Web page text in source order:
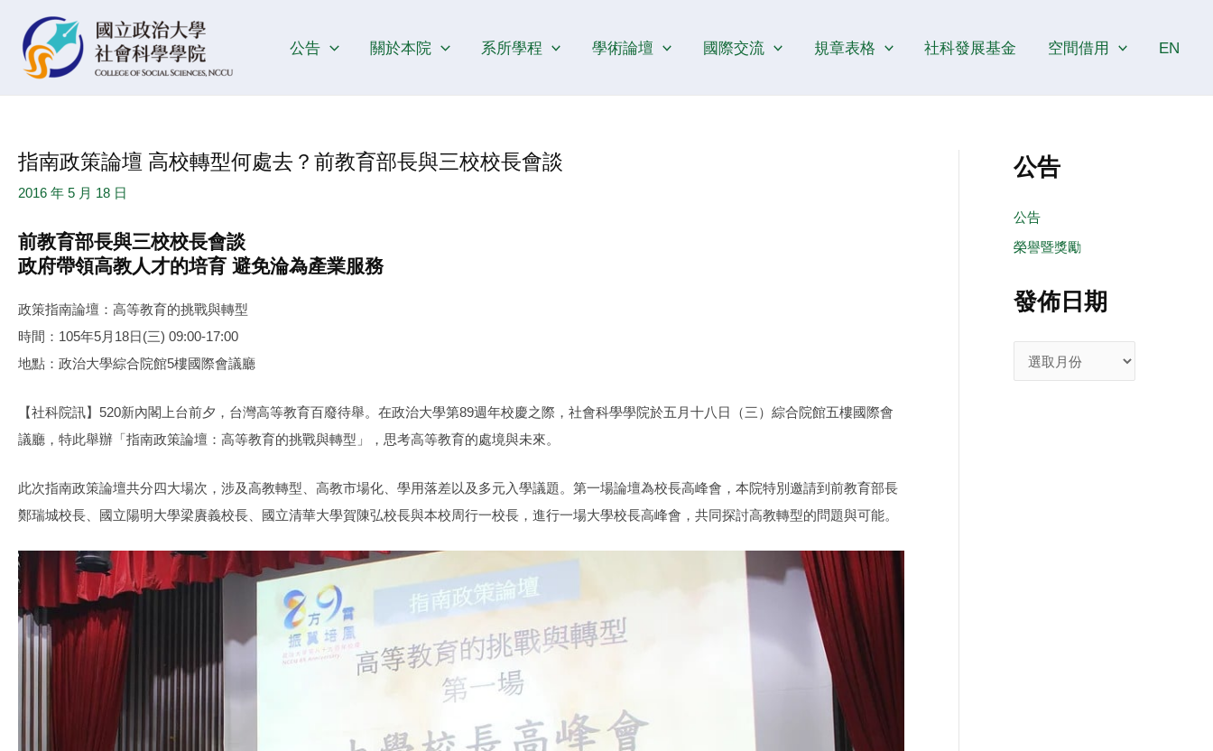
公告 關於本院 系所學程 學術論壇 國際交流 規章表格 社科發展基金 空間借用 EN
指南政策論壇 高校轉型何處去？前教育部長與三校校長會談
2016 年 5 月 18 日
前教育部長與三校校長會談
政府帶領高教人才的培育 避免淪為產業服務
政策指南論壇：高等教育的挑戰與轉型
時間：105年5月18日(三) 09:00-17:00
地點：政治大學綜合院館5樓國際會議廳
【社科院訊】520新內閣上台前夕，台灣高等教育百廢待舉。在政治大學第89週年校慶之際，社會科學學院於五月十八日（三）綜合院館五樓國際會
議廳，特此舉辦「指南政策論壇：高等教育的挑戰與轉型」，思考高等教育的處境與未來。
此次指南政策論壇共分四大場次，涉及高教轉型、高教市場化、學用落差以及多元入學議題。第一場論壇為校長高峰會，本院特別邀請到前教育部長
鄭瑞城校長、國立陽明大學梁賡義校長、國立清華大學賀陳弘校長與本校周行一校長，進行一場大學校長高峰會，共同探討高教轉型的問題與可能。
navigation
公告
公告
榮譽暨獎勵
發佈日期